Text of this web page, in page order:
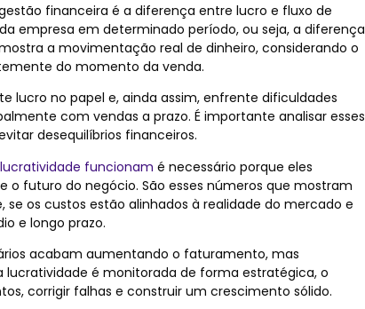
financeira é a diferença entre lucro e fluxo de
empresa em determinado período, ou seja, a diferença
a movimentação real de dinheiro, considerando o
do momento da venda.
lucro no papel e, ainda assim, enfrente dificuldades
com vendas a prazo. É importante analisar esses
desequilíbrios financeiros.
funcionam é necessário porque eles
futuro do negócio. São esses números que mostram
os custos estão alinhados à realidade do mercado e
e longo prazo.
acabam aumentando o faturamento, mas
lucratividade é monitorada de forma estratégica, o
corrigir falhas e construir um crescimento sólido.